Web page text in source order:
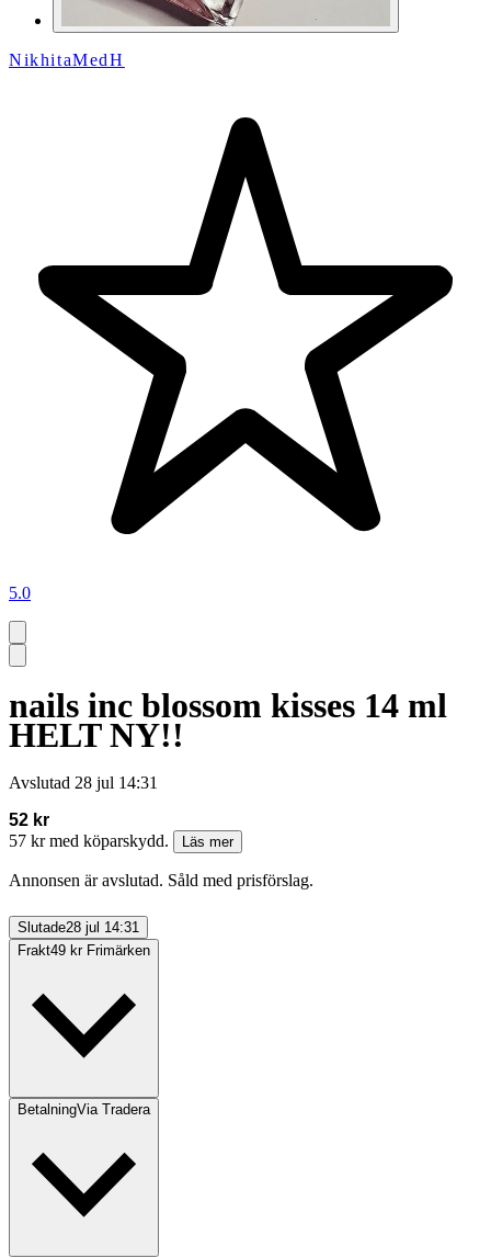
NikhitaMedH
5.0
nails inc blossom kisses 14 ml
HELT NY!!
Avslutad 28 jul 14:31
52 kr
57 kr med köparskydd.
Läs mer
Annonsen är avslutad. Såld med prisförslag.
Slutade28 jul 14:31
Frakt49 kr Frimärken
BetalningVia Tradera